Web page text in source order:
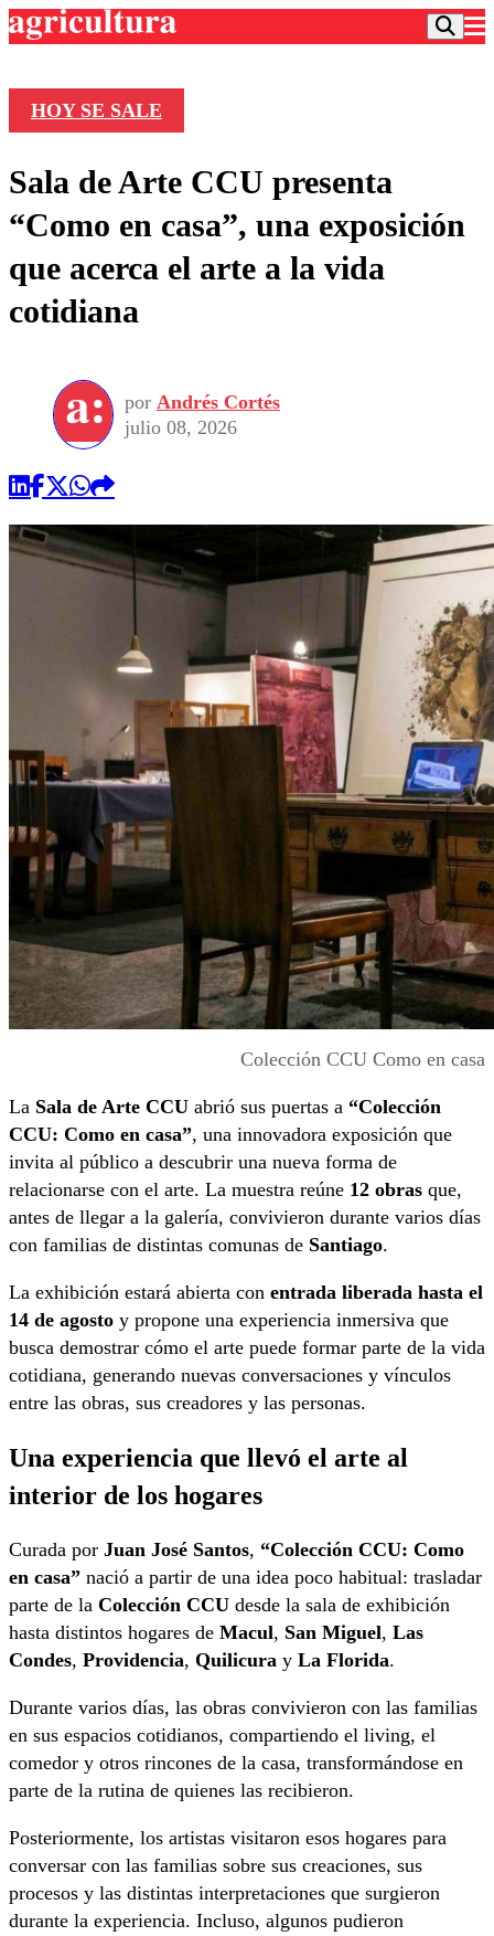
Frecuencias
Agricultura TV
Deportes
Colo Colo
Motor
Torneo Internacional
Torneo Nacional
Entretención
Internacional
Nacional
Vida Social
Programas
Comercial
HOY SE SALE
Sala de Arte CCU presenta
“Como en casa”, una exposición
que acerca el arte a la vida
cotidiana
por Andrés Cortés
julio 08, 2026
Colección CCU Como en casa
La Sala de Arte CCU abrió sus puertas a “Colección
CCU: Como en casa”, una innovadora exposición que
invita al público a descubrir una nueva forma de
relacionarse con el arte. La muestra reúne 12 obras que,
antes de llegar a la galería, convivieron durante varios días
con familias de distintas comunas de Santiago.
La exhibición estará abierta con entrada liberada hasta el
14 de agosto y propone una experiencia inmersiva que
busca demostrar cómo el arte puede formar parte de la vida
cotidiana, generando nuevas conversaciones y vínculos
entre las obras, sus creadores y las personas.
Una experiencia que llevó el arte al
interior de los hogares
Curada por Juan José Santos, “Colección CCU: Como
en casa” nació a partir de una idea poco habitual: trasladar
parte de la Colección CCU desde la sala de exhibición
hasta distintos hogares de Macul, San Miguel, Las
Condes, Providencia, Quilicura y La Florida.
Durante varios días, las obras convivieron con las familias
en sus espacios cotidianos, compartiendo el living, el
comedor y otros rincones de la casa, transformándose en
parte de la rutina de quienes las recibieron.
Posteriormente, los artistas visitaron esos hogares para
conversar con las familias sobre sus creaciones, sus
procesos y las distintas interpretaciones que surgieron
durante la experiencia. Incluso, algunos pudieron